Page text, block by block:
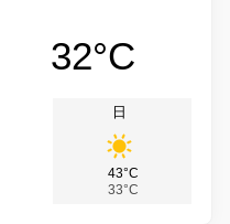
32°C
日
43°C
33°C